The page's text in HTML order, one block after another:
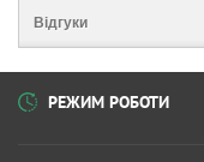
Відгуки
РЕЖИМ РОБОТИ